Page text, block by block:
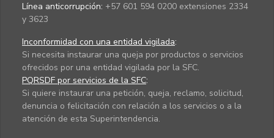
Línea anticorrupción: +57 601 594 0200 extensiones 2334
y 3623
Inconformidad con una entidad vigilada:
Si necesita instaurar una queja por productos o servicios
ofrecidos por una entidad vigilada por la SFC.
PQRSDF por servicios de la SFC:
Si quiere instaurar una petición, queja, reclamo, solicitud,
denuncia o felicitación con relación a los servicios o a la
atención de esta Superintendencia.